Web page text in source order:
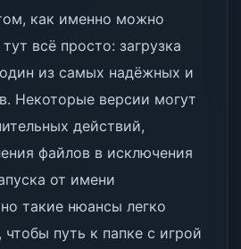
как именно можно
всё просто: загрузка
из самых надёжных и
Некоторые версии могут
действий,
файлов в исключения
от имени
такие нюансы легко
путь к папке с игрой